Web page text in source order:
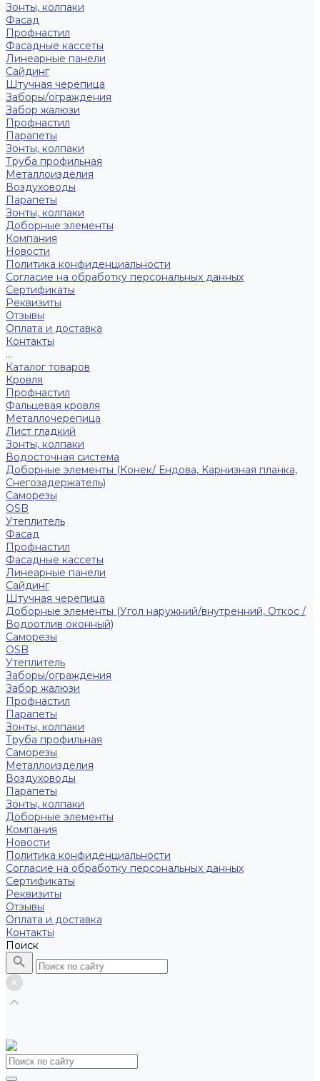
Зонты, колпаки
Фасад
Профнастил
Фасадные кассеты
Линеарные панели
Сайдинг
Штучная черепица
Заборы/ограждения
Забор жалюзи
Профнастил
Парапеты
Зонты, колпаки
Труба профильная
Металлоизделия
Воздуховоды
Парапеты
Зонты, колпаки
Доборные элементы
Компания
Новости
Политика конфиденциальности
Согласие на обработку персональных данных
Сертификаты
Реквизиты
Отзывы
Оплата и доставка
Контакты
...
Каталог товаров
Кровля
Профнастил
Фальцевая кровля
Металлочерепица
Лист гладкий
Зонты, колпаки
Водосточная система
Доборные элементы (Конек/ Ендова, Карнизная планка,
Снегозадержатель)
Саморезы
ОSB
Утеплитель
Фасад
Профнастил
Фасадные кассеты
Линеарные панели
Сайдинг
Штучная черепица
Доборные элементы (Угол наружний/внутренний, Откос /
Водоотлив оконный)
Саморезы
OSB
Утеплитель
Заборы/ограждения
Забор жалюзи
Профнастил
Парапеты
Зонты, колпаки
Труба профильная
Саморезы
Металлоизделия
Воздуховоды
Парапеты
Зонты, колпаки
Доборные элементы
Компания
Новости
Политика конфиденциальности
Согласие на обработку персональных данных
Сертификаты
Реквизиты
Отзывы
Оплата и доставка
Контакты
Поиск